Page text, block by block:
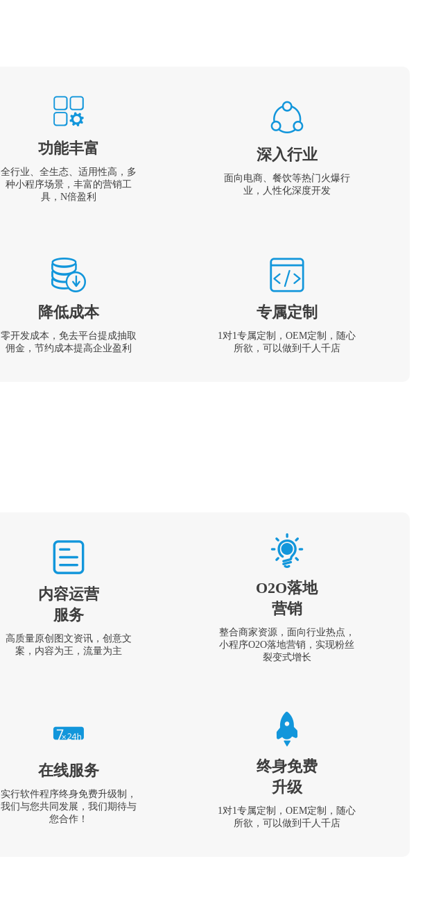
功能丰富
全行业、全生态、适用性高，多
种小程序场景，丰富的营销工
具，N倍盈利
深入行业
面向电商、餐饮等热门火爆行
业，人性化深度开发
降低成本
零开发成本，免去平台提成抽取
佣金，节约成本提高企业盈利
专属定制
1对1专属定制，OEM定制，随心
所欲，可以做到千人千店
内容运营
服务
高质量原创图文资讯，创意文
案，内容为王，流量为主
O2O落地
营销
整合商家资源，面向行业热点，
小程序O2O落地营销，实现粉丝
裂变式增长
在线服务
实行软件程序终身免费升级制，
我们与您共同发展，我们期待与
您合作！
终身免费
升级
1对1专属定制，OEM定制，随心
所欲，可以做到千人千店